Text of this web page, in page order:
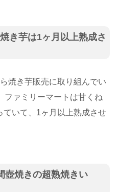
き芋は1ヶ月以上熟成さ
焼き芋販売に取り組んでい
ファミリーマートは甘くね
ていて、1ヶ月以上熟成させ
壺焼きの超熟焼きい